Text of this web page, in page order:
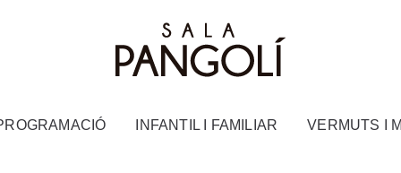
INFANTIL I FAMILIAR VERMUTS I